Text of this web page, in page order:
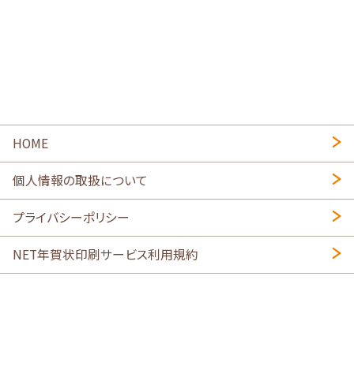
HOME
個人情報の取扱について
プライバシーポリシー
NET年賀状印刷サービス利用規約